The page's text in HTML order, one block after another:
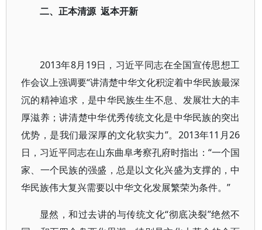
二、正本清源 返本开新
2013年8月19日，习近平同志在全国宣传思想工
作会议上强调要“讲清楚中华文化积淀着中华民族最深
沉的精神追求，是中华民族生生不息、发展壮大的丰
厚滋养；讲清楚中华优秀传统文化是中华民族的突出
优势，是我们最深厚的文化软实力”。2013年11月26
日，习近平同志在山东曲阜考察孔府时指出：“一个国
家、一个民族的强盛，总是以文化兴盛为支撑的，中
华民族伟大复兴需要以中华文化发展繁荣为条件。”
显然，和过去讲的与传统文化“彻底决裂”绝然不